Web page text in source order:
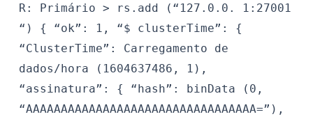
R: Primário > rs.add (“127.0.0. 1:27001
“)
{ “ok”: 1,
“$ clusterTime”: {
“ClusterTime”: Carregamento de
dados/hora (1604637486, 1),
“assinatura”: {
“hash”: binData (0,
“AAAAAAAAAAAAAAAAAAAAAAAAAAAAAAAAA=”),